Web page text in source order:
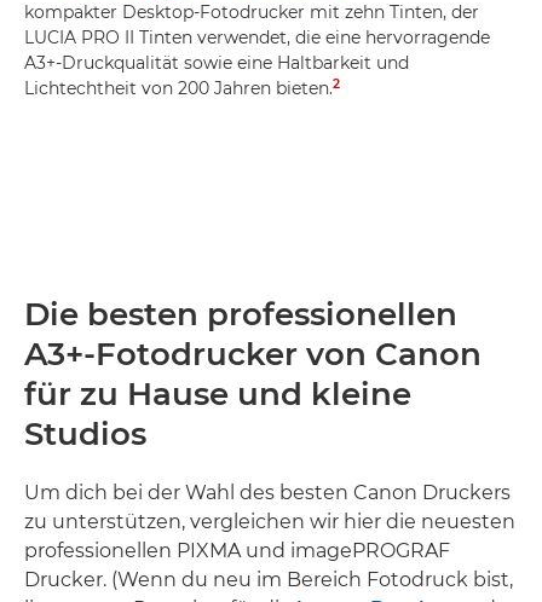
kompakter Desktop-Fotodrucker mit zehn Tinten, der
LUCIA PRO II Tinten verwendet, die eine hervorragende
A3+-Druckqualität sowie eine Haltbarkeit und
Lichtechtheit von 200 Jahren bieten.2
Die besten professionellen
A3+-Fotodrucker von Canon
für zu Hause und kleine
Studios
Um dich bei der Wahl des besten Canon Druckers
zu unterstützen, vergleichen wir hier die neuesten
professionellen PIXMA und imagePROGRAF
Drucker. (Wenn du neu im Bereich Fotodruck bist,